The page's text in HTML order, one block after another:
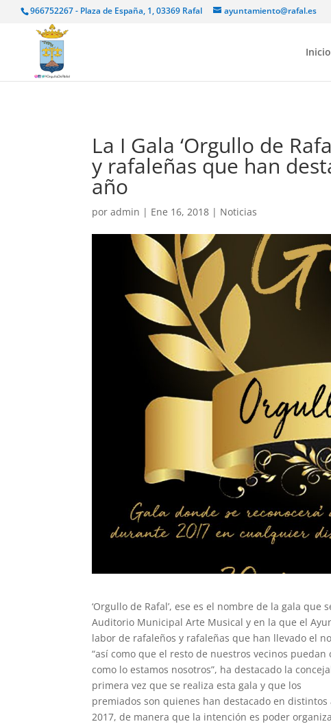
966752267 - Plaza de España, 1, 03369 Rafal ayuntamiento@rafal.es
Inicio
La I Gala ‘Orgullo de
y rafaleñas que han
año
poradmin | Ene 16, 2018 | Noticias
‘Orgullo de Rafal’, ese es el nombre de la gala
Auditorio Municipal Arte Musical y en la que el
labor de rafaleños y rafaleñas que han llevado el
“así como que el resto de nuestros vecinos
como lo estamos nosotros”, ha destacado la
primera vez que se realiza esta gala y que los
premiados son quienes han destacado en
2017, de manera que la intención es poder